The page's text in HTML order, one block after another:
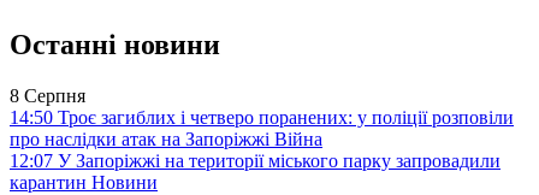
Останні новини
8 Серпня
14:50 Троє загиблих і четверо поранених: у поліції розповіли
про наслідки атак на Запоріжжі Війна
12:07 У Запоріжжі на території міського парку запровадили
карантин Новини